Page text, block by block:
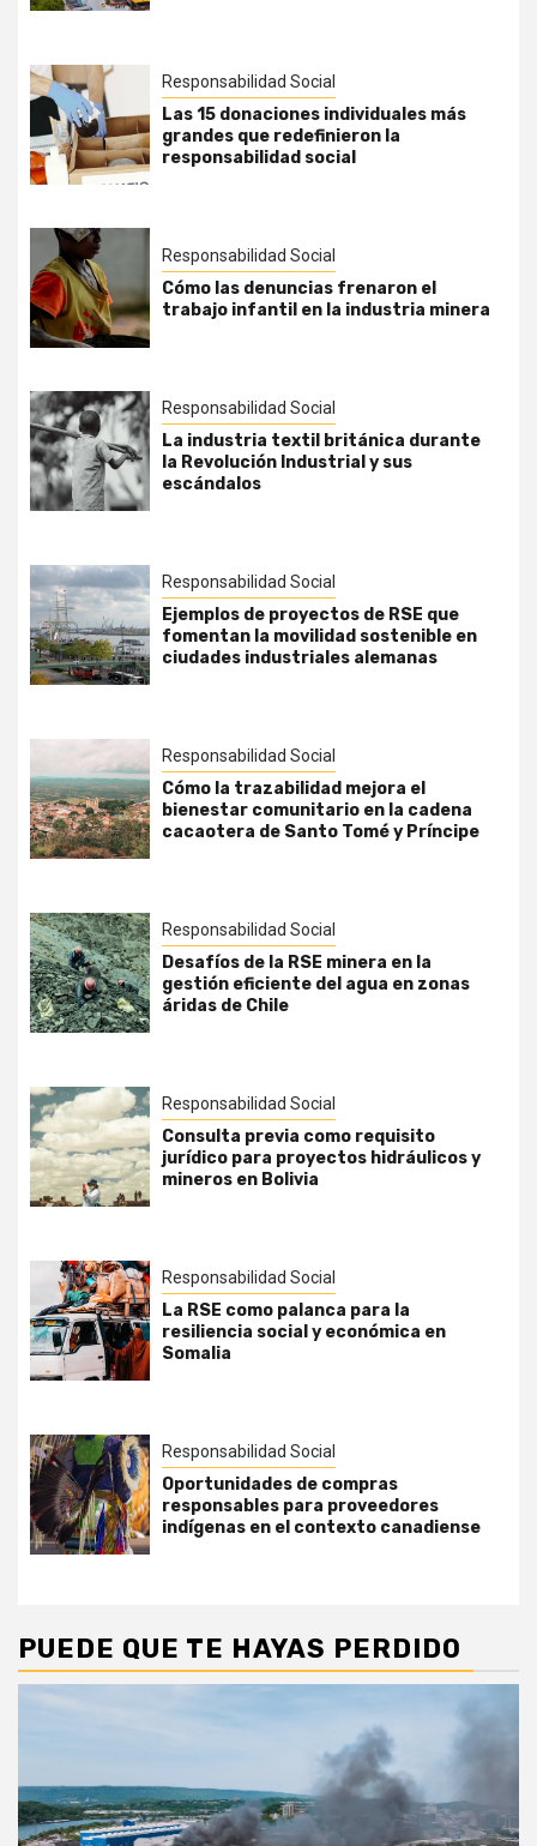
Responsabilidad Social
Las 15 donaciones individuales más
grandes que redefinieron la
responsabilidad social
Responsabilidad Social
Cómo las denuncias frenaron el
trabajo infantil en la industria minera
Responsabilidad Social
La industria textil británica durante
la Revolución Industrial y sus
escándalos
Responsabilidad Social
Ejemplos de proyectos de RSE que
fomentan la movilidad sostenible en
ciudades industriales alemanas
Responsabilidad Social
Cómo la trazabilidad mejora el
bienestar comunitario en la cadena
cacaotera de Santo Tomé y Príncipe
Responsabilidad Social
Desafíos de la RSE minera en la
gestión eficiente del agua en zonas
áridas de Chile
Responsabilidad Social
Consulta previa como requisito
jurídico para proyectos hidráulicos y
mineros en Bolivia
Responsabilidad Social
La RSE como palanca para la
resiliencia social y económica en
Somalia
Responsabilidad Social
Oportunidades de compras
responsables para proveedores
indígenas en el contexto canadiense
PUEDE QUE TE HAYAS PERDIDO